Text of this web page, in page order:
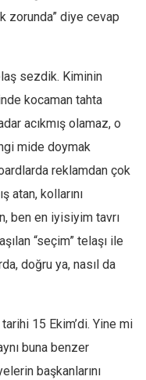
zorunda” diye cevap
sezdik. Kiminin
kocaman tahta
acıkmış olamaz, o
mide doymak
reklamdan çok
atan, kollarını
ben en iyisiyim tavrı
“seçim” telaşı ile
doğru ya, nasıl da
15 Ekim’di. Yine mi
buna benzer
başkanlarını